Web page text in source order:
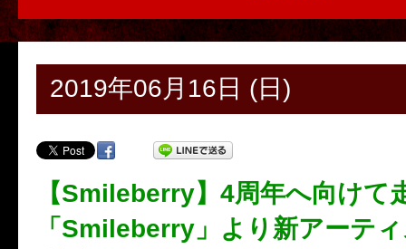
2019年06月16日 (日)
【Smileberry】4周年へ向けて
「Smileberry」より新アーテ